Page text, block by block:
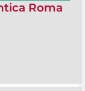
Roma